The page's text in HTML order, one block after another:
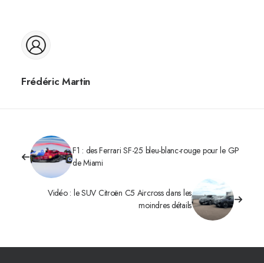
Frédéric Martin
F1 : des Ferrari SF-25 bleu-blanc-rouge pour le GP
de Miami
Vidéo : le SUV Citroën C5 Aircross dans les
moindres détails